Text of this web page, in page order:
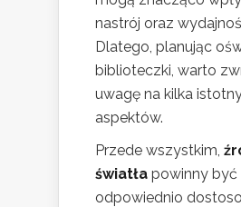
nastrój oraz
Dlatego, planując
biblioteczki, warto
uwagę na kilka
aspektów.
Przede wszystkim,
światła powinny być
odpowiednio